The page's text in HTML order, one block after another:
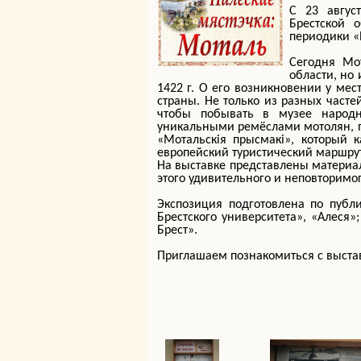
С 23
Брестской
периодики
Сегодня
области, но
1422 г. О его возникновении у
страны. Не только из разных
чтобы побывать в музее
уникальными ремёслами
«Мотальскія прысмакі»,
европейский туристический
На выставке представлены
этого удивительного и
Экспозиция подготовлена по
Брестского университета»,
Брест».
Приглашаем познакомиться с